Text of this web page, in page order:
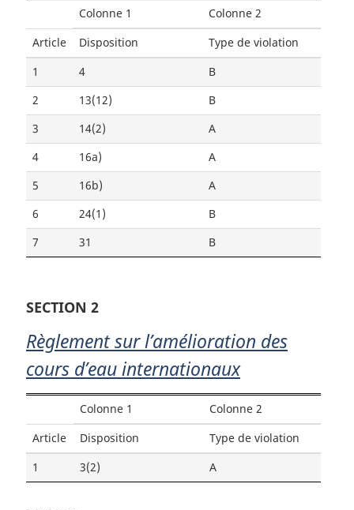
Colonne 1 Colonne 2
Article Disposition Type de violation
1 4
B
2
13(12)
B
3
14(2)
A
4
16a)
A
5
16b)
A
6
24(1)
B
7
31 B
SECTION 2
Règlement sur l’amélioration des
cours d’eau internationaux
Colonne 1 Colonne 2
Article Disposition Type de violation
1 3(2) A